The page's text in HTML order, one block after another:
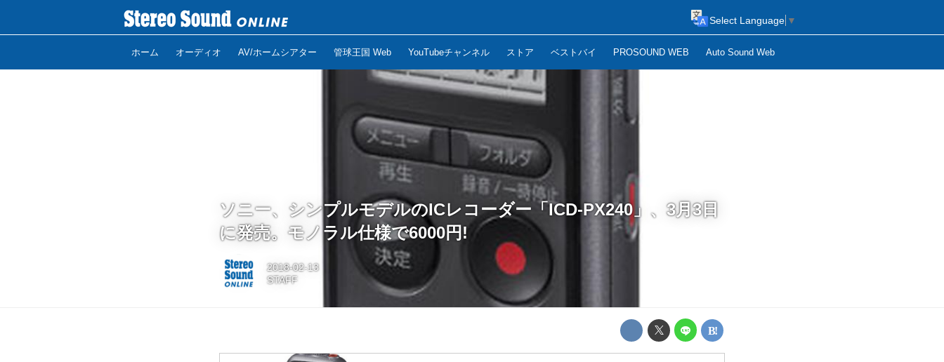
ホーム オーディオ AV/ホームシアター 管球王国 Web YouTubeチャンネル ストア ベストバイ PROSOUND WEB Auto Sound Web
Select Language ▼
ソニー、シンプルモデルのICレコーダー「ICD-PX240」、3月3日
に発売。モノラル仕様で6000円!
2018-02-13
STAFF